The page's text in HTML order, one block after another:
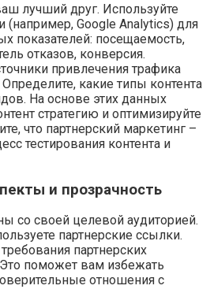
лучший друг. Используйте
(например, Google Analytics) для
показателей: посещаемость,
отказов, конверсия.
привлечения трафика
какие типы контента
На основе этих данных
стратегию и оптимизируйте
что партнерский маркетинг –
тестирования контента и
и прозрачность
со своей целевой аудиторией.
партнерские ссылки.
партнерских
поможет вам избежать
отношения с